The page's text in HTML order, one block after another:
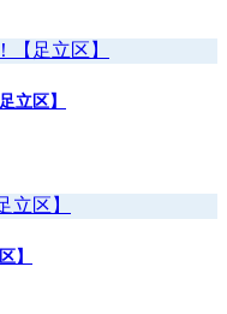
立区】
】